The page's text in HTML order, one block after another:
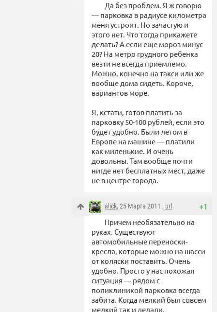
Да без проблем. Я ж говорю
— парковка в радиусе километра
меня устроит. Но зачастую и
этого нет. Что тогда прикажете
делать? А если еще мороз минус
20? На метро грудного ребенка
везти не всегда приемлемо.
Можно, конечно на такси или же
вообще дома сидеть. Короче,
вариантов море.
Я, кстати, готов платить за
парковку 50-100 рублей, если это
будет удобно. Были летом в
Европе на машине — платили
как миленькие. И очень
довольны. Там вообще почти
нигде нет бесплатных мест, даже
не в центре города.
+1
alick, 25 Марта 2011 , url
Причем необязательно на
руках. Существуют
автомобильные переноски-
кресла, которые можно на шасси
от коляски поставить. Очень
удобно. Просто у нас похожая
ситуация — рядом с
поликлиникой парковка всегда
забита. Когда мелкий был совсем
мелкий так и делали.